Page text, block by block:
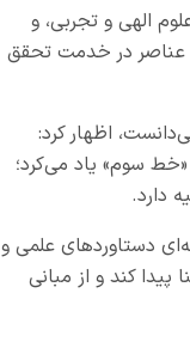
الهی و تجربی، و
عناصر در خدمت تحقق
اظهار کرد:
«خط سوم» یاد می‌کرد؛
دارد.
دستاوردهای علمی و
کند و از مبانی